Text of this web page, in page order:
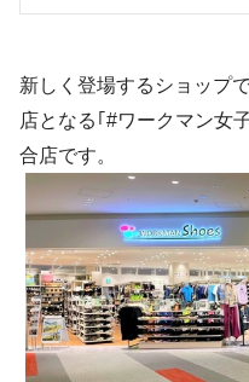
新しく登場するショップ
店となる｢#ワークマン女
合店です。